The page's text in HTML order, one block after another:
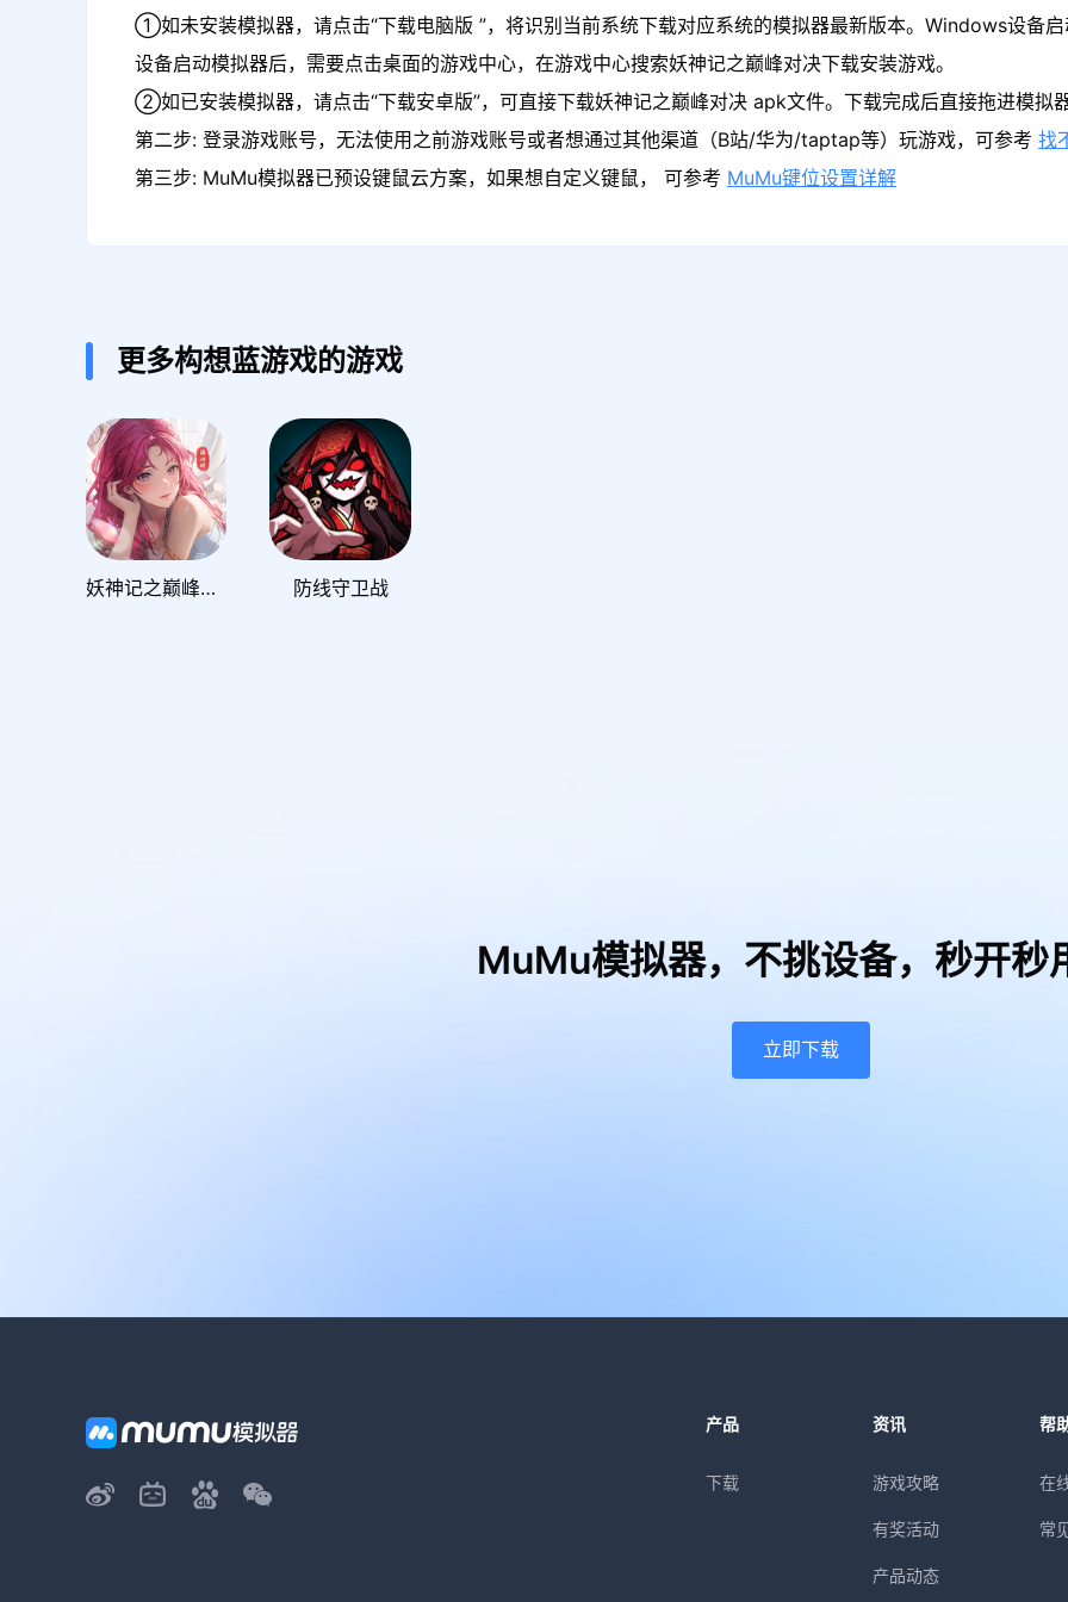
①如未安装模拟器，请点击“下载电脑版 ”，将识别当前系统下载对应系统的模拟器最新版本。Windows设备
设备启动模拟器后，需要点击桌面的游戏中心，在游戏中心搜索妖神记之巅峰对决下载安装游戏。
②如已安装模拟器，请点击“下载安卓版”，可直接下载妖神记之巅峰对决 apk文件。下载完成后直接拖进模拟
第二步: 登录游戏账号，无法使用之前游戏账号或者想通过其他渠道（B站/华为/taptap等）玩游戏，可参考 找
第三步: MuMu模拟器已预设键鼠云方案，如果想自定义键鼠， 可参考 MuMu键位设置详解
更多构想蓝游戏的游戏
妖神记之巅峰对决 防线守卫战
MuMu模拟器， 不挑设备，秒开秒
立即下载
产品
下载
资讯
游戏攻略
有奖活动
产品动态
帮
在
常